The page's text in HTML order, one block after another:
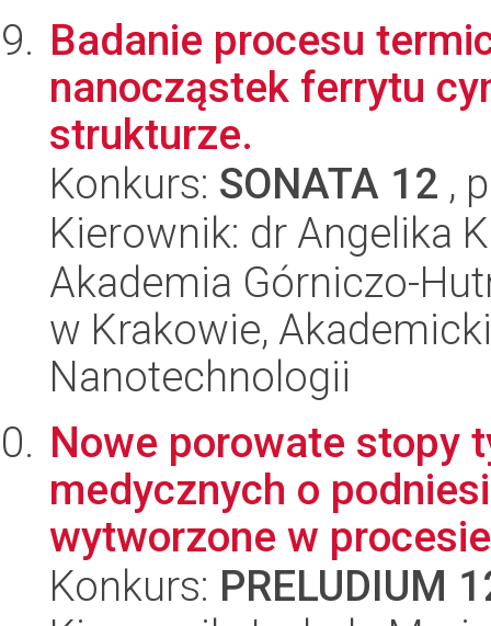
Badanie procesu
nanocząstek ferrytu
strukturze.
Konkurs: SONATA 12 ,
Kierownik: dr Angelika
Akademia Górniczo-
w Krakowie,
Nanotechnologii
Nowe porowate stopy
medycznych o
wytworzone w
Konkurs: PRELUDIUM